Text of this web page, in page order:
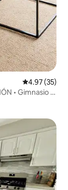
Calificación
4.97 (35)
• Gimnasio •